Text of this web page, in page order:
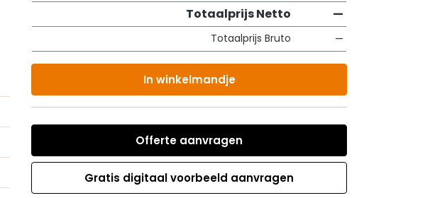
Totaalprijs Netto
—
Totaalprijs Bruto —
In winkelmandje
Offerte aanvragen
Gratis digitaal voorbeeld aanvragen